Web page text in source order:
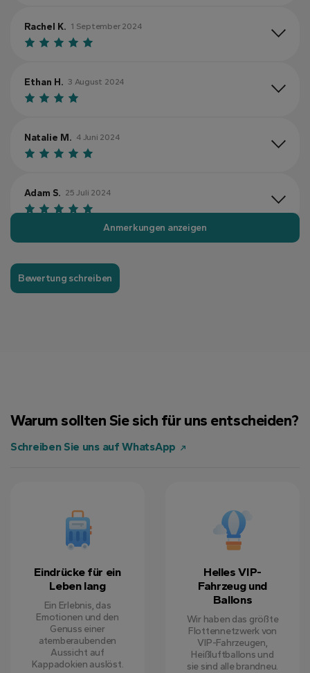
Rachel K. 1 September 2024
Ethan H. 3 August 2024
Natalie M. 4 Juni 2024
Adam S. 25 Juli 2024
Mark L. 7 August 2024
Anmerkungen anzeigen
Bewertung schreiben
Warum sollten Sie sich für uns entscheiden?
Schreiben Sie uns auf WhatsApp
Eindrücke für ein
Leben lang
Ein Erlebnis, das
Emotionen und den
Genuss einer
atemberaubenden
Aussicht auf
Kappadokien auslöst.
Helles VIP-
Fahrzeug und
Ballons
Wir haben das größte
Flottennetzwerk von
VIP-Fahrzeugen,
Heißluftballons und
sie sind alle brandneu.